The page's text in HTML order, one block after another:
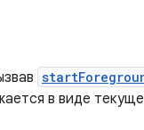
в виде